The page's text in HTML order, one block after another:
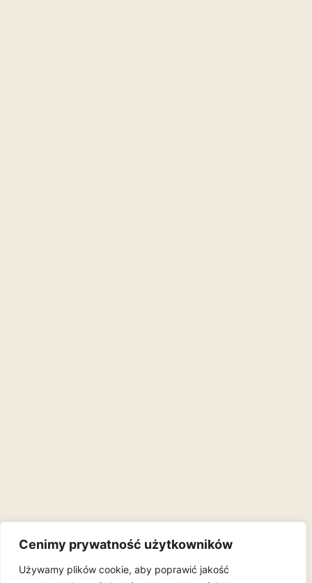
Cenimy prywatność użytkowników
Używamy plików cookie, aby poprawić jakość